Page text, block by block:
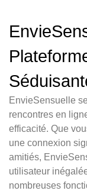
EnvieSensuelle
rencontres en
efficacité. Que
une connexion
amitiés,
utilisateur
nombreuses